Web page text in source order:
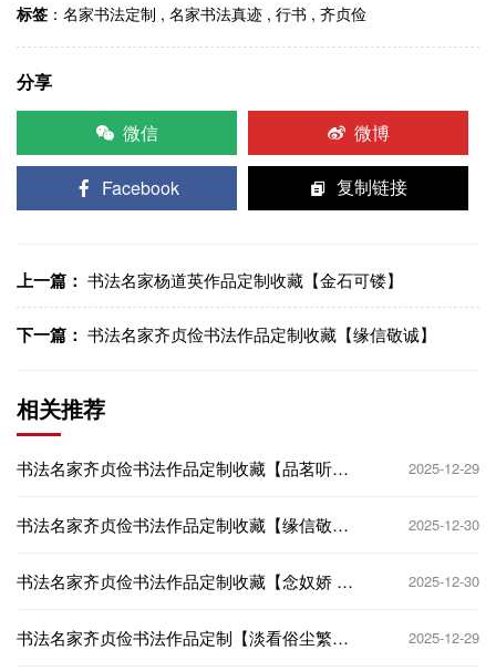
标签 ： 名家书法定制 , 名家书法真迹 , 行书 , 齐贞俭
分享
微信
微博
Facebook 复制链接
上一篇： 书法名家杨道英作品定制收藏【金石可镂】
下一篇： 书法名家齐贞俭书法作品定制收藏【缘信敬诚】
相关推荐
书法名家齐贞俭书法作品定制收藏【品茗听
2025-12-29
书法名家齐贞俭书法作品定制收藏【缘信敬
2025-12-30
书法名家齐贞俭书法作品定制收藏【念奴娇 赤
2025-12-30
书法名家齐贞俭书法作品定制【淡看俗尘繁琐
2025-12-29